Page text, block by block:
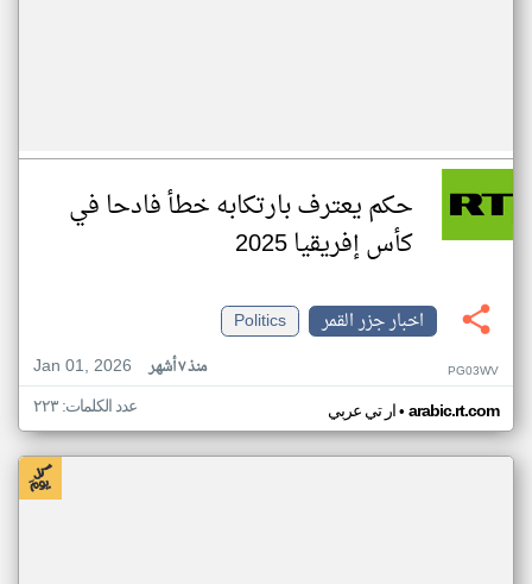
حكم يعترف بارتكابه خطأ فادحا في
كأس إفريقيا 2025
اخبار جزر القمر
Politics
Jan 01, 2026
منذ ٧ أشهر PG03WV
ار تي عربي• arabic.rt.com عدد الكلمات: ٢٢٣